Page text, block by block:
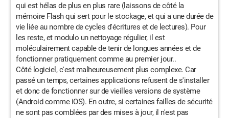
qui est hélas de plus en plus rare (laissons de côté la
mémoire Flash qui sert pour le stockage, et qui a une durée de
vie liée au nombre de cycles d'écritures et de lectures). Pour
les reste, et modulo un nettoyage régulier, il est
moléculairement capable de tenir de longues années et de
fonctionner pratiquement comme au premier jour..
Côté logiciel, c'est malheureusement plus complexe. Car
passé un temps, certaines applications refusent de s'installer
et donc de fonctionner sur de vieilles versions de système
(Android comme iOS). En outre, si certaines failles de sécurité
ne sont pas comblées par des mises à jour, il n'est pas